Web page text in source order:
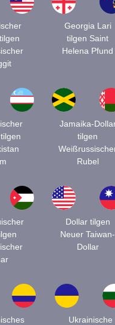
Georgia Lari
tilgen Saint
Helena Pfund
Jamaika-
tilgen
Rubel
Dollar tilgen
Neuer Taiwan-
Dollar
Ukrainische